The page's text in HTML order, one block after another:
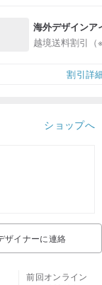
海外デザインア
入
越境送料割引（
割引詳
ショップへ
ザイナーに連絡
前回オンライン